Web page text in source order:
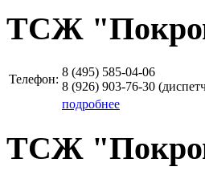
ТСЖ
Телефон:
8 (495) 585-04-06
8 (926) 903-76-30
подробнее
ТСЖ